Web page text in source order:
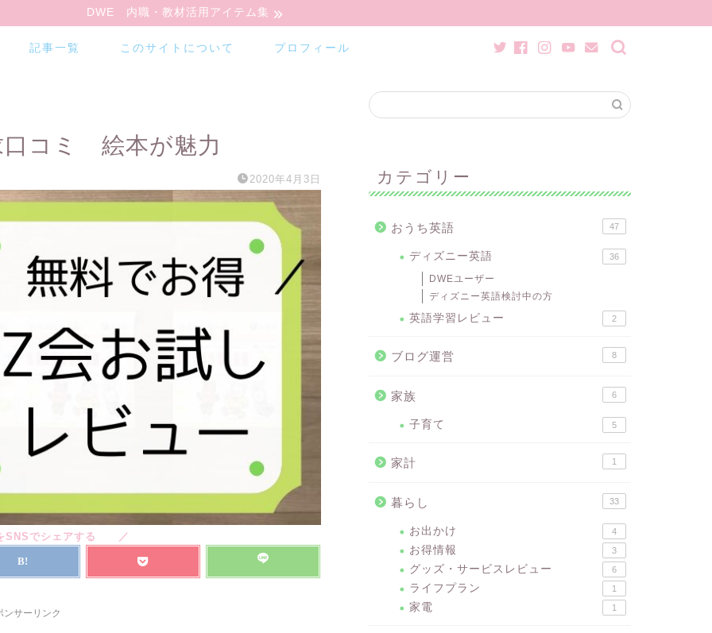
DWE 内職・教材活用アイテム集
記事一覧 このサイトについて プロフィール
口コミ 絵本が魅力
2020年4月3日
ンサーリンク
カテゴリー
おうち英語 47
ディズニー英語 36
DWEユーザー
ディズニー英語検討中の方
英語学習レビュー 2
ブログ運営 8
家族 6
子育て 5
家計 1
暮らし 33
お出かけ 4
お得情報 3
グッズ・サービスレビュー 6
ライフプラン 1
家電 1